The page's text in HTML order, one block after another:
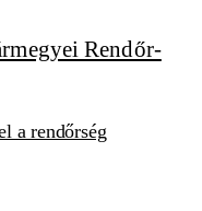
a rendőrség